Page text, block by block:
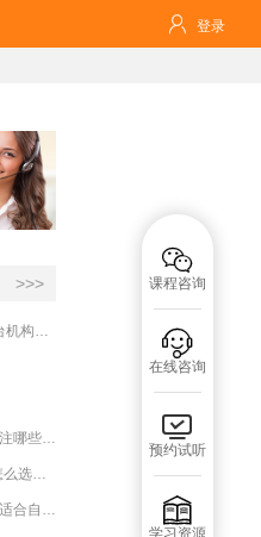
 登录

课程咨询

在线咨询

预约试听

学习资源
>>>